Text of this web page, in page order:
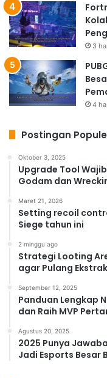
3
4
Postingan
Oktober 3, 2025
Upgrade Tool
Godam dan
Maret 21, 2026
Setting recoil
Siege tahun ini
2 minggu ago
Strategi Looting
agar Pulang
September 12, 2025
Panduan Lengkap
dan Raih MVP
Agustus 20, 2025
2025 Punya
Jadi Esports Besar